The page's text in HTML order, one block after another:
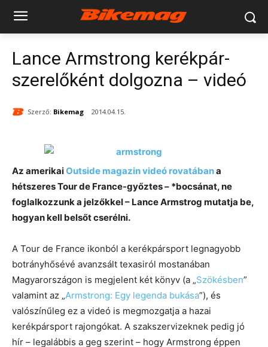
Lance Armstrong kerékpár-
szerelőként dolgozna – videó
Szerző: Bikemag 2014.04.15.
Az amerikaiOutside magazin videó rovatábana
hétszeres Tour de France-győztes – *bocsánat, ne
foglalkozzunk a jelzőkkel – Lance Armstrog mutatja be,
hogyan kell belsőt cserélni.
A Tour de France ikonból a kerékpársport legnagyobb
botrányhősévé avanzsált texasiról mostanában
Magyarországon is megjelent két könyv (a „Szökésben”
valamint az „Armstrong: Egy legenda bukása”), és
valószínűleg ez a videó is megmozgatja a hazai
kerékpársport rajongókat. A szakszervizeknek pedig jó
hír – legalábbis a geg szerint – hogy Armstrong éppen